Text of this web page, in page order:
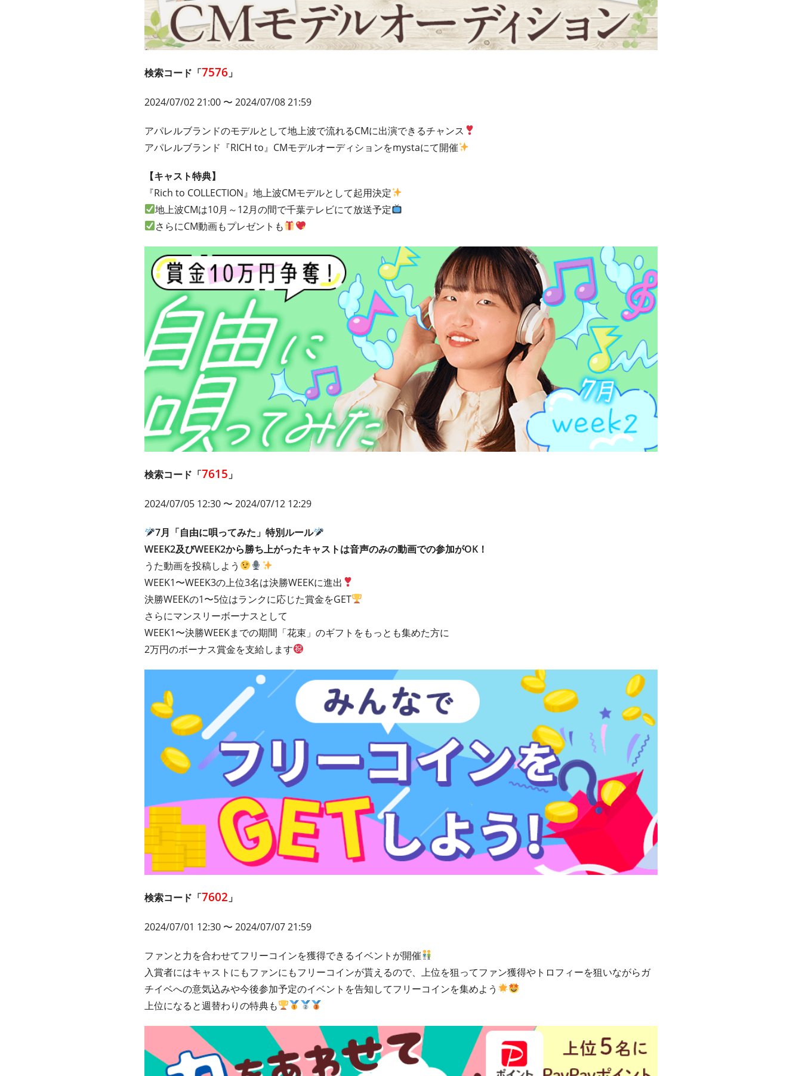
検索コード「7576 」
2024/07/02 21:00 〜 2024/07/08 21:59
アパレルブランドのモデルとして地上波で流れるCMに出演できるチャンス
アパレルブランド『RICH to』CMモデルオーディションをmystaにて開催
【キャスト特典】
『Rich to COLLECTION』地上波CMモデルとして起用決定
地上波CMは10月～12月の間で千葉テレビにて放送予定
さらにCM動画もプレゼントも
検索コード「7615 」
2024/07/05 12:30 〜 2024/07/12 12:29
7月「自由に唄ってみた」特別ルール
WEEK2及びWEEK2から勝ち上がったキャストは音声のみの動画での参加がOK！
うた動画を投稿しよう
WEEK1〜WEEK3の上位3名は決勝WEEKに進出
決勝WEEKの1〜5位はランクに応じた賞金をGET
さらにマンスリーボーナスとして
WEEK1〜決勝WEEKまでの期間「花束」のギフトをもっとも集めた方に
2万円のボーナス賞金を支給します
検索コード「7602 」
2024/07/01 12:30 〜 2024/07/07 21:59
ファンと力を合わせてフリーコインを獲得できるイベントが開催
入賞者にはキャストにもファンにもフリーコインが貰えるので、上位を狙ってファン獲得やトロフィーを狙いながらガ
チイベへの意気込みや今後参加予定のイベントを告知してフリーコインを集めよう
上位になると週替わりの特典も